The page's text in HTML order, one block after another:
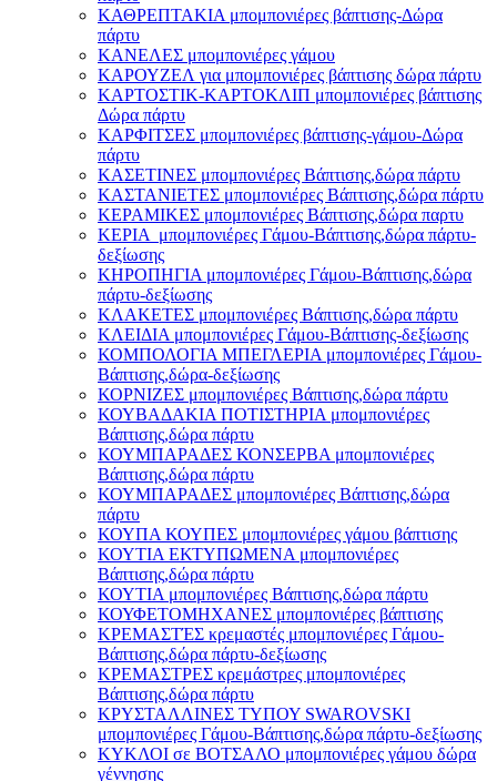
ΚΑΘΡΕΠΤΑΚΙΑ μπομπονιέρες βάπτισης-Δώρα
πάρτυ
ΚΑΝΕΛΕΣ μπομπονιέρες γάμου
ΚΑΡΟΥΖΕΛ για μπομπονιέρες βάπτισης δώρα πάρτυ
ΚΑΡΤΟΣΤΙΚ-ΚΑΡΤΟΚΛΙΠ μπομπονιέρες βάπτισης
Δώρα πάρτυ
ΚΑΡΦΙΤΣΕΣ μπομπονιέρες βάπτισης-γάμου-Δώρα
πάρτυ
ΚΑΣΕΤΙΝΕΣ μπομπονιέρες Βάπτισης,δώρα πάρτυ
ΚΑΣΤΑΝΙΕΤΕΣ μπομπονιέρες Βάπτισης,δώρα πάρτυ
ΚΕΡΑΜΙΚΕΣ μπομπονιέρες Βάπτισης,δώρα παρτυ
ΚΕΡΙΑ μπομπονιέρες Γάμου-Βάπτισης,δώρα πάρτυ-
δεξίωσης
ΚΗΡΟΠΗΓΙΑ μπομπονιέρες Γάμου-Βάπτισης,δώρα
πάρτυ-δεξίωσης
ΚΛΑΚΕΤΕΣ μπομπονιέρες Βάπτισης,δώρα πάρτυ
ΚΛΕΙΔΙΑ μπομπονιέρες Γάμου-Βάπτισης-δεξίωσης
ΚΟΜΠΟΛΟΓΙΑ ΜΠΕΓΛΕΡΙΑ μπομπονιέρες Γάμου-
Βάπτισης,δώρα-δεξίωσης
ΚΟΡΝΙΖΕΣ μπομπονιέρες Βάπτισης,δώρα πάρτυ
ΚΟΥΒΑΔΑΚΙΑ ΠΟΤΙΣΤΗΡΙΑ μπομπονιέρες
Βάπτισης,δώρα πάρτυ
ΚΟΥΜΠΑΡΑΔΕΣ ΚΟΝΣΕΡΒΑ μπομπονιέρες
Βάπτισης,δώρα πάρτυ
ΚΟΥΜΠΑΡΑΔΕΣ μπομπονιέρες Βάπτισης,δώρα
πάρτυ
ΚΟΥΠΑ ΚΟΥΠΕΣ μπομπονιέρες γάμου βάπτισης
ΚΟΥΤΙΑ ΕΚΤΥΠΩΜΕΝΑ μπομπονιέρες
Βάπτισης,δώρα πάρτυ
ΚΟΥΤΙΑ μπομπονιέρες Βάπτισης,δώρα πάρτυ
ΚΟΥΦΕΤΟΜΗΧΑΝΕΣ μπομπονιέρες βάπτισης
ΚΡΕΜΑΣΤΈΣ κρεμαστές μπομπονιέρες Γάμου-
Βάπτισης,δώρα πάρτυ-δεξίωσης
ΚΡΕΜΑΣΤΡΕΣ κρεμάστρες μπομπονιέρες
Βάπτισης,δώρα πάρτυ
ΚΡΥΣΤΑΛΛΙΝΕΣ ΤΥΠΟΥ SWAROVSKI
μπομπονιέρες Γάμου-Βάπτισης,δώρα πάρτυ-δεξίωσης
ΚΥΚΛΟΙ σε ΒΟΤΣΑΛΟ μπομπονιέρες γάμου δώρα
γέννησης